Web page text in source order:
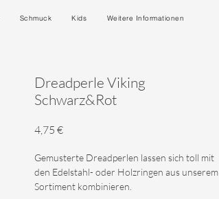
Schmuck Kids Weitere Informationen
Dreadperle Viking
Schwarz&Rot
4,75 €Preis
Gemusterte Dreadperlen lassen sich toll mit
den Edelstahl- oder Holzringen aus unserem
Sortiment kombinieren.